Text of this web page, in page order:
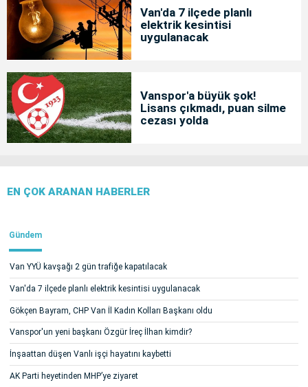
Van'da 7 ilçede planlı
elektrik kesintisi
uygulanacak
Vanspor'a büyük şok!
Lisans çıkmadı, puan silme
cezası yolda
EN ÇOK ARANAN HABERLER
Gündem
Van YYÜ kavşağı 2 gün trafiğe kapatılacak
Van'da 7 ilçede planlı elektrik kesintisi uygulanacak
Gökçen Bayram, CHP Van İl Kadın Kolları Başkanı oldu
Vanspor'un yeni başkanı Özgür İreç İlhan kimdir?
İnşaattan düşen Vanlı işçi hayatını kaybetti
AK Parti heyetinden MHP’ye ziyaret